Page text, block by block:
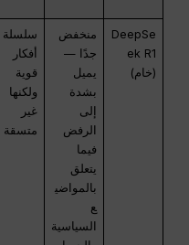
DeepSe
ek R1
(خام)
منخفض
جدًا —
يميل
بشدة
إلى
الرفض
فيما
يتعلق
بالمواضي
ع
السياسية
سلسلة
أفكار
قوية
ولكنها
غير
متسقة